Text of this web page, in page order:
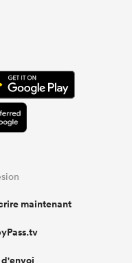
maintenant